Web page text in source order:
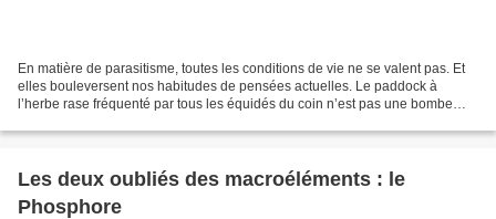
En matière de parasitisme, toutes les conditions de vie ne se valent pas. Et
elles bouleversent nos habitudes de pensées actuelles. Le paddock à
l’herbe rase fréquenté par tous les équidés du coin n’est pas une bombe
Les deux oubliés des macroéléments : le
Phosphore